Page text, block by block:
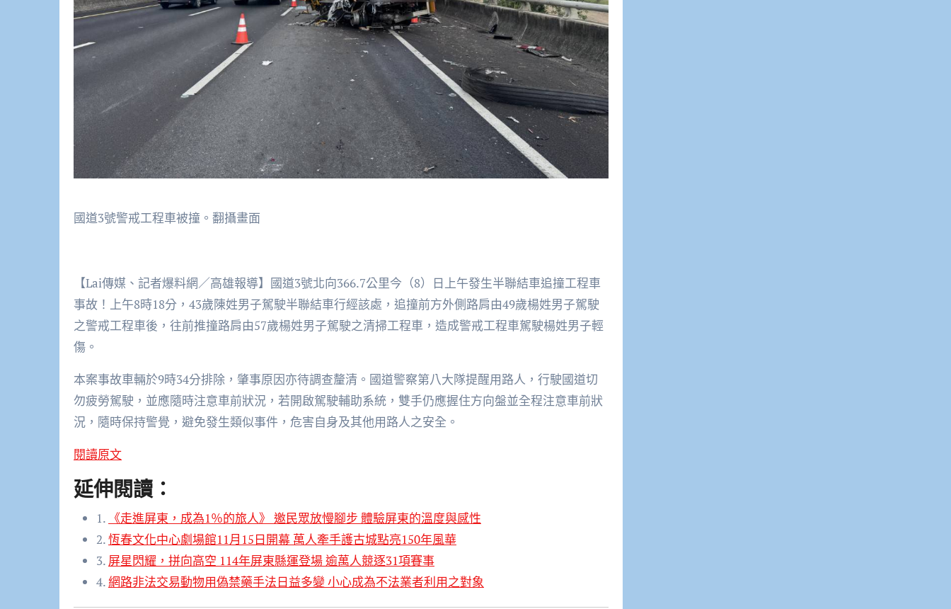
國道3號警戒工程車被撞。翻攝畫面
【Lai傳媒、記者爆料網／高雄報導】國道3號北向366.7公里今（8）日上午發生半聯結車追撞工程車
事故！上午8時18分，43歲陳姓男子駕駛半聯結車行經該處，追撞前方外側路肩由49歲楊姓男子駕駛
之警戒工程車後，往前推撞路肩由57歲楊姓男子駕駛之清掃工程車，造成警戒工程車駕駛楊姓男子輕
傷。
本案事故車輛於9時34分排除，肇事原因亦待調查釐清。國道警察第八大隊提醒用路人，行駛國道切
勿疲勞駕駛，並應隨時注意車前狀況，若開啟駕駛輔助系統，雙手仍應握住方向盤並全程注意車前狀
況，隨時保持警覺，避免發生類似事件，危害自身及其他用路人之安全。
閱讀原文
延伸閱讀：
1. 《走進屏東，成為1％的旅人》 邀民眾放慢腳步 體驗屏東的溫度與感性
2.恆春文化中心劇場館11月15日開幕 萬人牽手護古城點亮150年風華
3. 屏星閃耀，拼向高空 114年屏東縣運登場 逾萬人競逐31項賽事
4.網路非法交易動物用偽禁藥手法日益多變 小心成為不法業者利用之對象